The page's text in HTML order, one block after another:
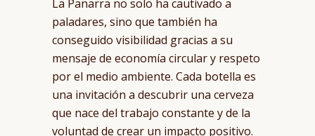
La Panarra no solo ha cautivado a
paladares, sino que también ha
conseguido visibilidad gracias a su
mensaje de economía circular y respeto
por el medio ambiente. Cada botella es
una invitación a descubrir una cerveza
que nace del trabajo constante y de la
voluntad de crear un impacto positivo.